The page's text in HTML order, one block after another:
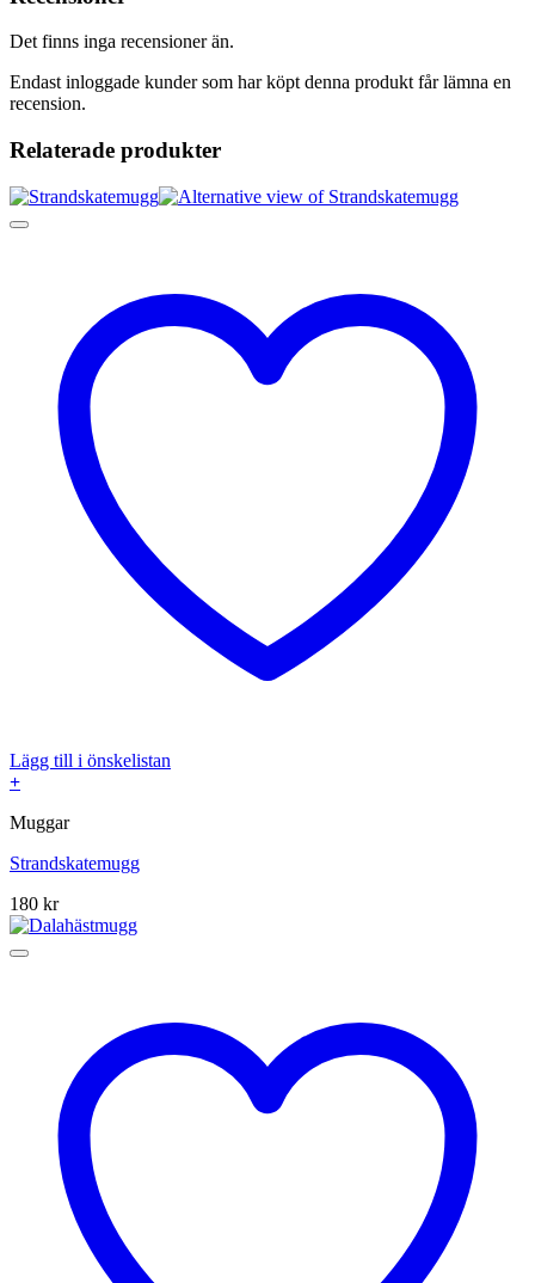
Det finns inga recensioner än.
Endast inloggade kunder som har köpt denna produkt får lämna en
recension.
Relaterade produkter
Lägg till i önskelistan
+
Muggar
Strandskatemugg
180 kr